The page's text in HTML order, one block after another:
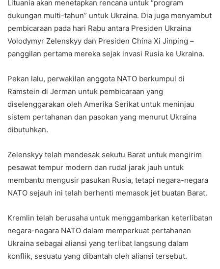
Lituania akan menetapkan rencana untuk “program
dukungan multi-tahun” untuk Ukraina. Dia juga menyambut
pembicaraan pada hari Rabu antara Presiden Ukraina
Volodymyr Zelenskyy dan Presiden China Xi Jinping –
panggilan pertama mereka sejak invasi Rusia ke Ukraina.
Pekan lalu, perwakilan anggota NATO berkumpul di
Ramstein di Jerman untuk pembicaraan yang
diselenggarakan oleh Amerika Serikat untuk meninjau
sistem pertahanan dan pasokan yang menurut Ukraina
dibutuhkan.
Zelenskyy telah mendesak sekutu Barat untuk mengirim
pesawat tempur modern dan rudal jarak jauh untuk
membantu mengusir pasukan Rusia, tetapi negara-negara
NATO sejauh ini telah berhenti memasok jet buatan Barat.
Kremlin telah berusaha untuk menggambarkan keterlibatan
negara-negara NATO dalam memperkuat pertahanan
Ukraina sebagai aliansi yang terlibat langsung dalam
konflik, sesuatu yang dibantah oleh aliansi tersebut.